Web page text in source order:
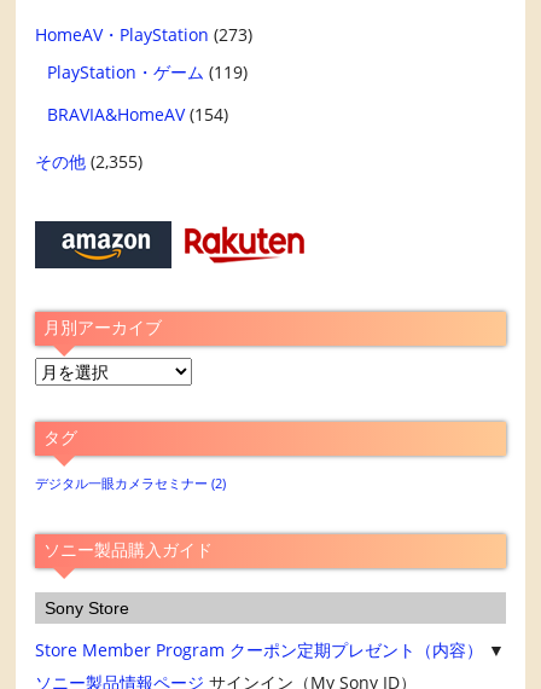
HomeAV・PlayStation (273)
PlayStation・ゲーム (119)
BRAVIA&HomeAV(154)
その他 (2,355)
月別アーカイブ
月
ア
ー
カ
ブ
タグ
デジタル一眼カメラセミナー (2)
ソニー製品購入ガイド
Sony Store
Store Member Program クーポン定期プレゼント（内容）
▼
ソニー製品情報ページ サインイン（My Sony ID）